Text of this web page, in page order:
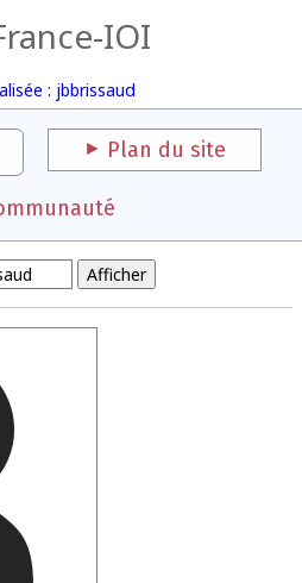
IOI
: jbbrissaud
Plan du site